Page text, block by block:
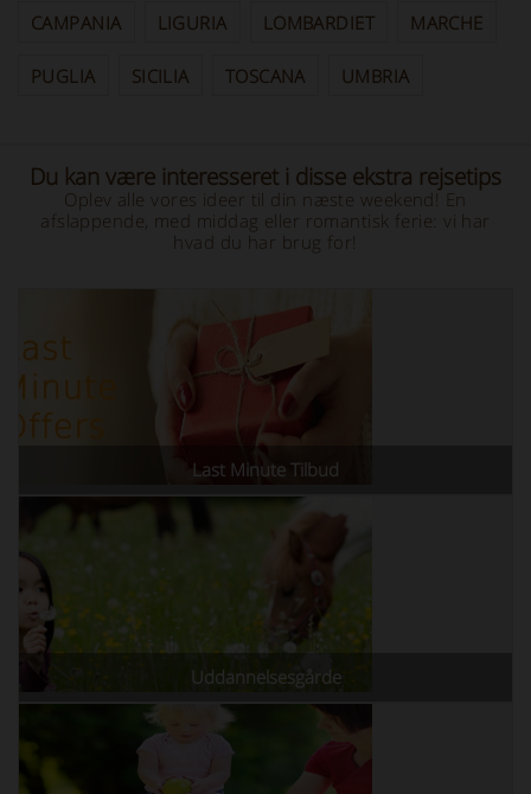
CAMPANIA LIGURIA LOMBARDIET MARCHE
PUGLIA SICILIA TOSCANA UMBRIA
Du kan være interesseret i disse ekstra rejsetips
Oplev alle vores ideer til din næste weekend! En
afslappende, med middag eller romantisk ferie: vi har
hvad du har brug for!
Last Minute Tilbud
Uddannelsesgårde